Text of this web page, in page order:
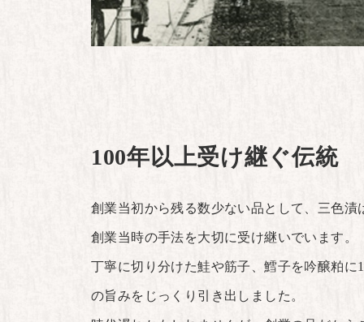
100年以上受け継ぐ伝統
創業当初から残る数少ない品として、三色漬
創業当時の手法を大切に受け継いでいます。
丁寧に切り分けた鮭や筋子、鱈子を吟醸粕に
の旨みをじっくり引き出しました。